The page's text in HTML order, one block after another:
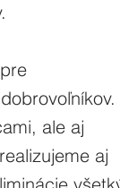
ale aj
aj